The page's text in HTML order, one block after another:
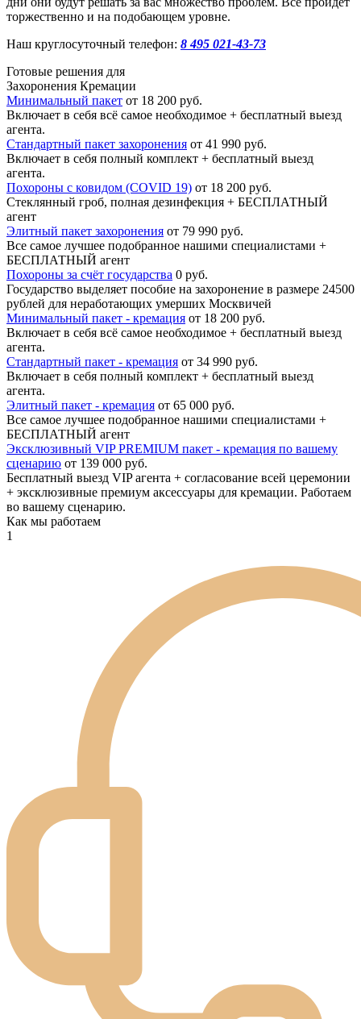
торжественно и на подобающем уровне.
Наш круглосуточный телефон: 8 495 021-43-73
Готовые решения для
Захоронения Кремации
Минимальный пакет от 18 200 руб.
Включает в себя всё самое необходимое + бесплатный выезд
агента.
Стандартный пакет захоронения от 41 990 руб.
Включает в себя полный комплект + бесплатный выезд
агента.
Похороны с ковидом (COVID 19) от 18 200 руб.
Стеклянный гроб, полная дезинфекция + БЕСПЛАТНЫЙ
агент
Элитный пакет захоронения от 79 990 руб.
Все самое лучшее подобранное нашими специалистами +
БЕСПЛАТНЫЙ агент
Похороны за счёт государства 0 руб.
Государство выделяет пособие на захоронение в размере 24500
рублей для неработающих умерших Москвичей
Минимальный пакет - кремация от 18 200 руб.
Включает в себя всё самое необходимое + бесплатный выезд
агента.
Стандартный пакет - кремация от 34 990 руб.
Включает в себя полный комплект + бесплатный выезд
агента.
Элитный пакет - кремация от 65 000 руб.
Все самое лучшее подобранное нашими специалистами +
БЕСПЛАТНЫЙ агент
Эксклюзивный VIP PREMIUM пакет - кремация по вашему
сценарию от 139 000 руб.
Бесплатный выезд VIP агента + согласование всей церемонии
+ эксклюзивные премиум аксессуары для кремации. Работаем
во вашему сценарию.
Как мы работаем
1